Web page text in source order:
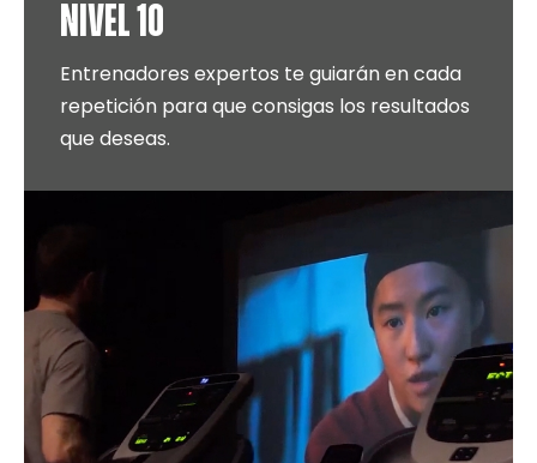
NIVEL 10
Entrenadores expertos te guiarán en cada
repetición para que consigas los resultados
que deseas.